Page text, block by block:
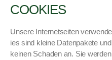
COOKIES
Unsere Inter­net­seit­en
ies sind kleine Daten­pakete
keinen Schaden an. Sie